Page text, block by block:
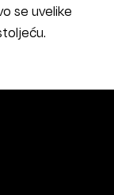
se uvelike